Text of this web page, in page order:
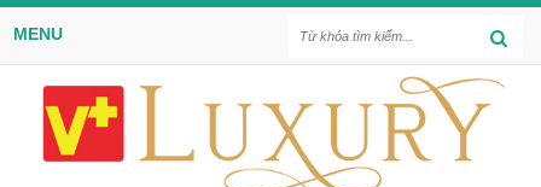
MENU